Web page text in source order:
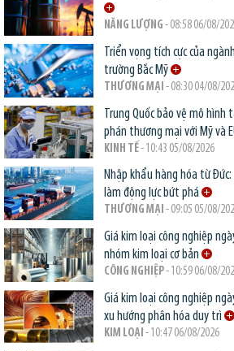
NĂNG LƯỢNG - 08:58 06/08/
Triển vọng tích cực của
trường Bắc Mỹ
THƯƠNG MẠI - 08:30 04/08/
Trung Quốc bảo vệ mô
phán thương mại với Mỹ và
KINH TẾ- 10:43 05/08/2026
Nhập khẩu hàng hóa từ
làm động lực bứt phá
THƯƠNG MẠI - 09:05 05/08/
Giá kim loại công nghiệp
nhóm kim loại cơ bản
CÔNG NGHIỆP- 10:59 06/08/
Giá kim loại công nghiệp
xu hướng phân hóa duy trì
KIM LOẠI - 10:47 06/08/2026